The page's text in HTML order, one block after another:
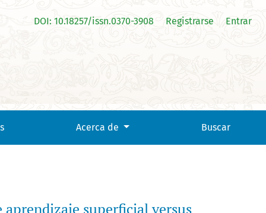
bajo validación cruzada anidada
Acerca de Buscar
DOI: 10.18257/issn.0370-3908 Registrarse Entrar
aprendizaje superficial versus